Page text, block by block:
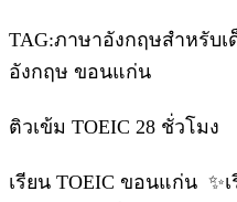
TAG:ภาษาอังกฤษสำหรับ
อังกฤษ ขอนแก่น
ติวเข้ม TOEIC 28 ชั่วโมง
เรียน TOEIC ขอนแก่น ✨